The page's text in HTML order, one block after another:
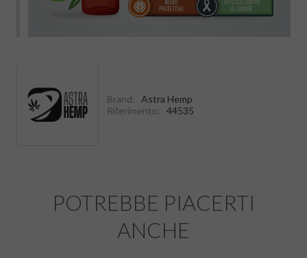
Brand:
Astra Hemp
Riferimento:
44535
POTREBBE PIACERTI
ANCHE